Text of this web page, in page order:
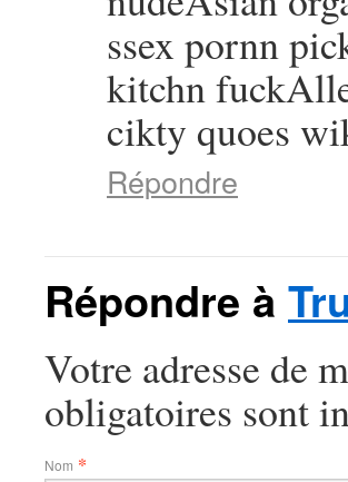
ssex pornn
kitchn
cikty quoes
Répondre
Répondre à
Votre adresse de
obligatoires sont
Nom *